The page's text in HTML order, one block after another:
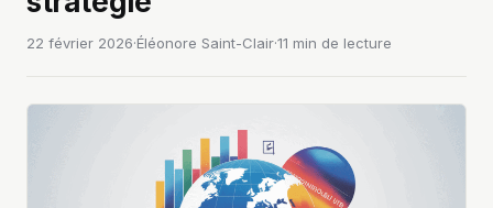
22 février 2026·Éléonore Saint-Clair·11 min de lecture